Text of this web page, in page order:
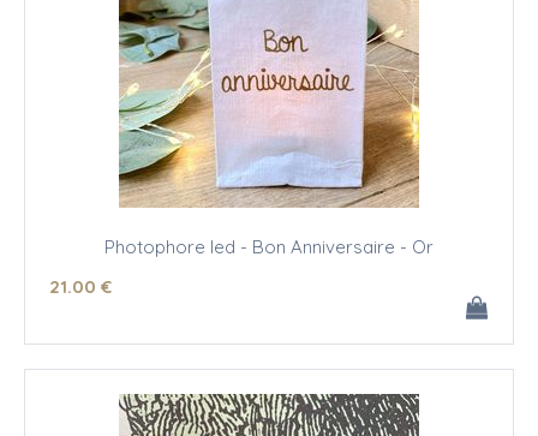
Photophore led - Bon Anniversaire - Or
21.00 €